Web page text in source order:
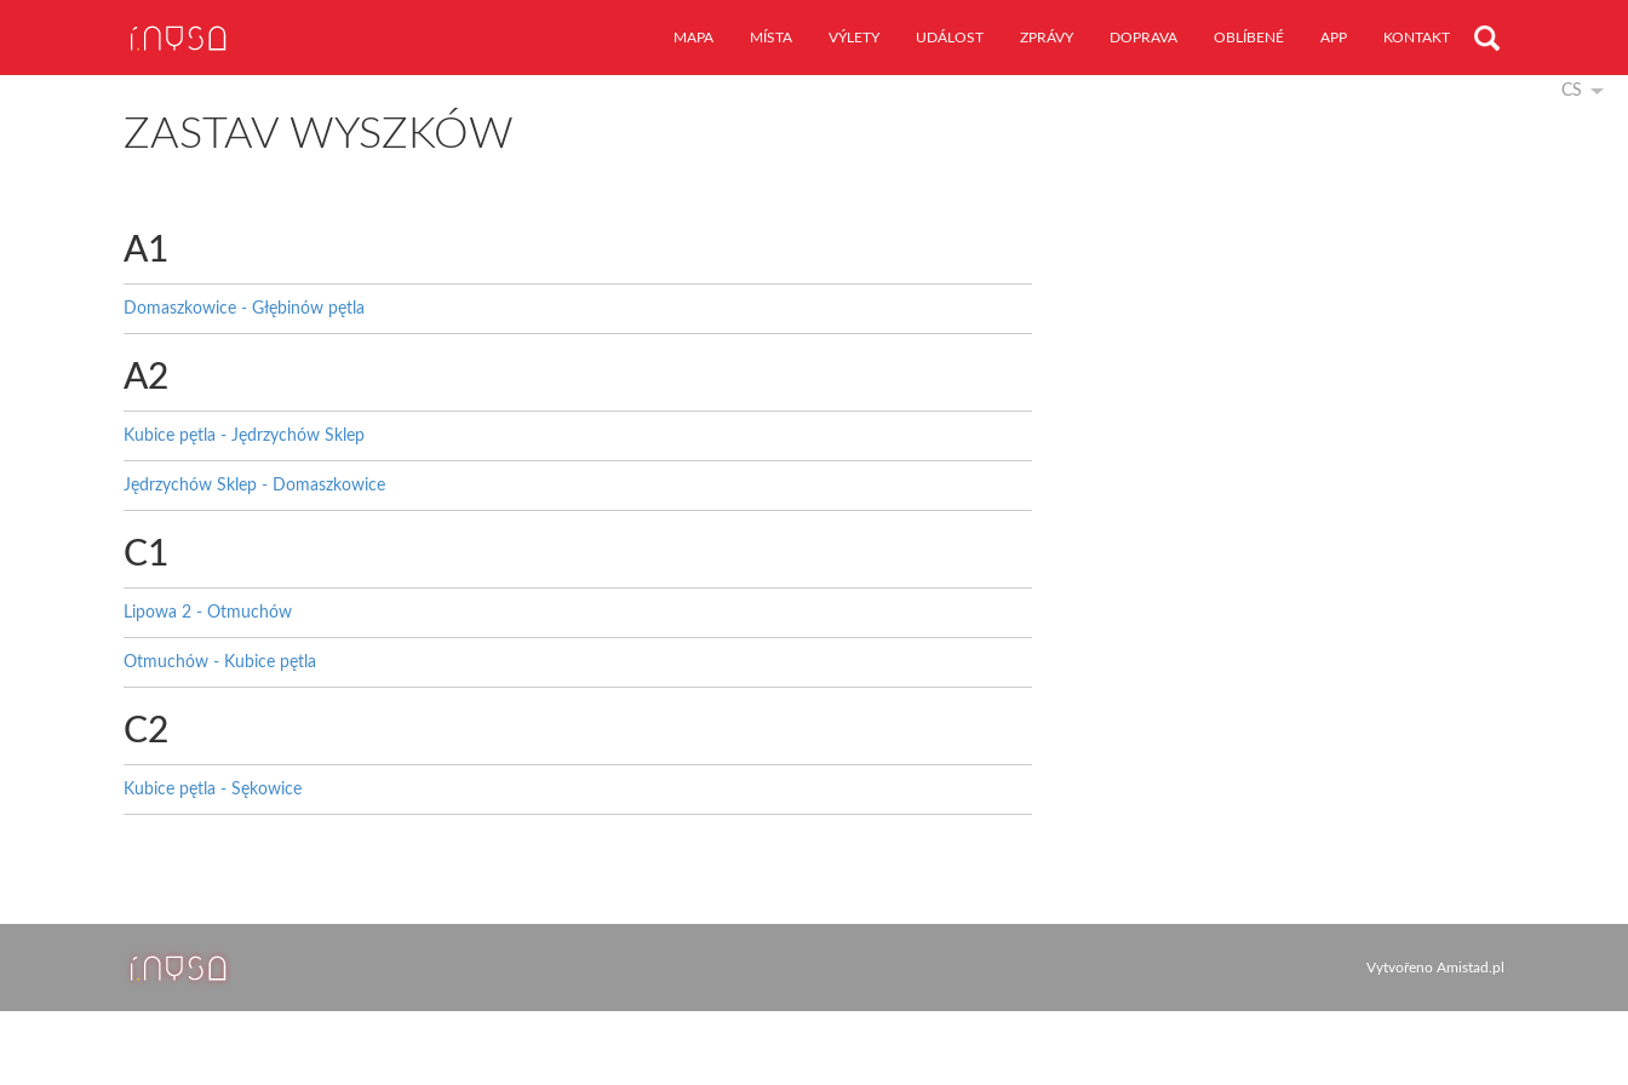
MAPA MÍSTA VÝLETY UDÁLOST ZPRÁVY DOPRAVA OBLÍBENÉ APP KONTAKT
CS
ZASTAV WYSZKÓW
A1
Domaszkowice - Głębinów pętla
A2
Kubice pętla - Jędrzychów Sklep
Jędrzychów Sklep - Domaszkowice
C1
Lipowa 2 - Otmuchów
Otmuchów - Kubice pętla
C2
Kubice pętla - Sękowice
Vytvořeno Amistad.pl